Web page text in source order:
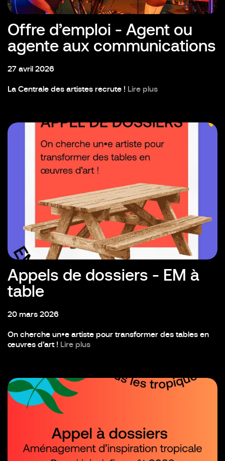
Offre d’emploi - Agent ou
agente aux communications
27 avril 2026
La Centrale des artistes recrute ! Lire plus
Appels de dossiers - EM à
table
20 mars 2026
On cherche un•e artiste pour transformer des tables en
œuvres d’art ! Lire plus